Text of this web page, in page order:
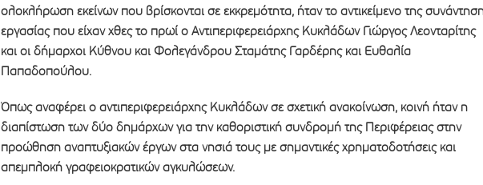
ολοκλήρωση εκείνων που βρίσκονται σε εκκρεμότητα, ήταν το αντικείμενο της
εργασίας που είχαν χθες το πρωί ο Αντιπεριφερειάρχης Κυκλάδων Γιώργος Λεονταρίτης
και οι δήμαρχοι Κύθνου και Φολεγάνδρου Σταμάτης Γαρδέρης και Ευθαλία
Παπαδοπούλου.
Όπως αναφέρει ο αντιπεριφερειάρχης Κυκλάδων σε σχετική ανακοίνωση, κοινή ήταν η
διαπίστωση των δύο δημάρχων για την καθοριστική συνδρομή της Περιφέρειας στην
προώθηση αναπτυξιακών έργων στα νησιά τους με σημαντικές χρηματοδοτήσεις και
απεμπλοκή γραφειοκρατικών αγκυλώσεων.